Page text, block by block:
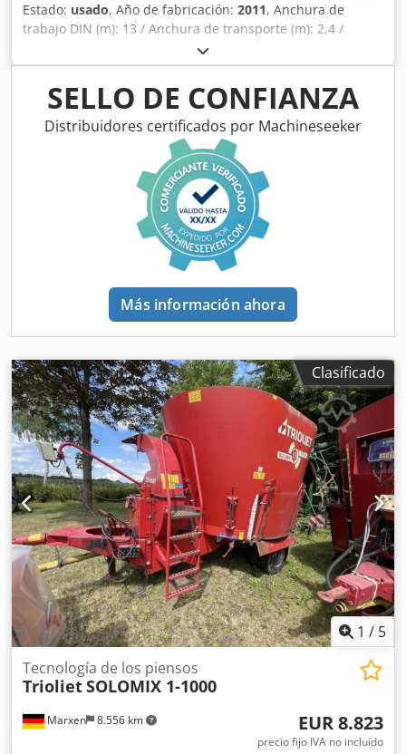
Estado: usado, Año de fabricación: 2011, Anchura de
trabajo DIN (m): 13 / Anchura de transporte (m): 2,4 /
Número de rotores: 12 / Número de brazos por rotor: 6 /
Montaje: Remolcado / Neumáticos: Super-Balloon 16 x 6.50
- 8 / Transmisión: Embrague de garras DIGIDRIVE® / / Peso
aprox. (kg): 2550 / Esparcido de borde: Pr Chodpfx
Ajqrrrgec Tea
SELLO DE CONFIANZA
Distribuidores certificados por Machineseeker
Más información ahora
Clasificado
1 / 5
Marxen 8.556 km
Tecnología de los piensos
TriolietSOLOMIX 1-1000
EUR 8.823
precio fijo IVA no incluído